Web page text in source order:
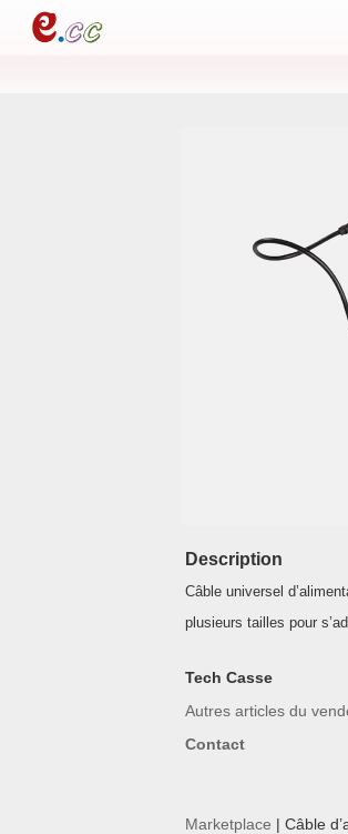
Description
Câble universel
plusieurs tailles pour
Tech Casse
Autres articles du
Contact
Marketplace | Câble